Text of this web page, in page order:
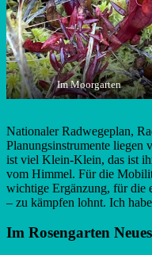
Im Moorgarten
Nationaler Radwegeplan,
Planungsinstrumente liegen
ist viel Klein-Klein, das ist
vom Himmel. Für die
wichtige Ergänzung, für die
– zu kämpfen lohnt. Ich
Im Rosengarten